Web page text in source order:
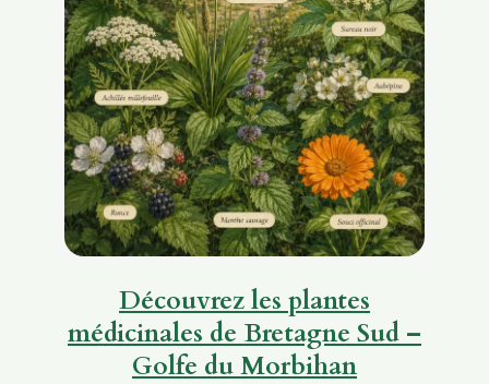
Découvrez les plantes
médicinales de Bretagne Sud –
Golfe du Morbihan